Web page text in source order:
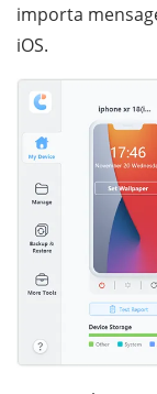
importa
iOS.